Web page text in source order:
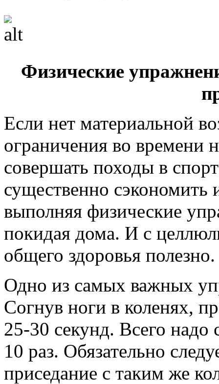
Физические
Если нет материальной
ограничения во времени
совершать походы в
существенно сэкономить
выполняя физические
покидая дома. И с
общего здоровья полезно.
Одно из самых важных
Согнув ноги в коленях,
25-30 секунд. Всего надо
10 раз. Обязательно
приседание с таким же